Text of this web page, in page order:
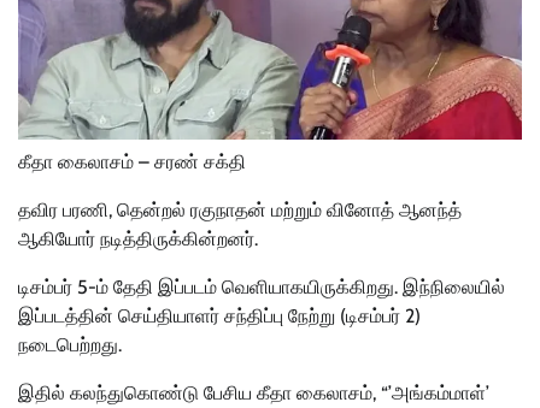
கீதா கைலாசம் – சரண் சக்தி
தவிர பரணி, தென்றல் ரகுநாதன் மற்றும் வினோத் ஆனந்த்
ஆகியோர் நடித்திருக்கின்றனர்.
டிசம்பர் 5-ம் தேதி இப்படம் வெளியாகயிருக்கிறது. இந்நிலையில்
இப்படத்தின் செய்தியாளர் சந்திப்பு நேற்று (டிசம்பர் 2)
நடைபெற்றது.
இதில் கலந்துகொண்டு பேசிய கீதா கைலாசம், “’அங்கம்மாள்’